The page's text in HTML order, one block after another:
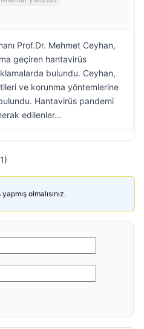
Prof.Dr. Mehmet Ceyhan,
geçiren hantavirüs
bulundu. Ceyhan,
ve korunma yöntemlerine
Hantavirüs pandemi
edilenler…
olmalısınız.